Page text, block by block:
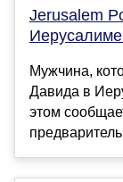
Jerusalem
Мужчина,
Давида в
этом